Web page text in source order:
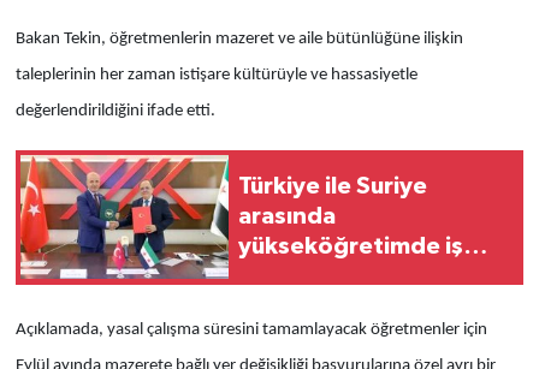
Bakan Tekin, öğretmenlerin mazeret ve aile bütünlüğüne ilişkin
taleplerinin her zaman istişare kültürüyle ve hassasiyetle
değerlendirildiğini ifade etti.
Türkiye ile Suriye
arasında
yükseköğretimde iş
Açıklamada, yasal çalışma süresini tamamlayacak öğretmenler için